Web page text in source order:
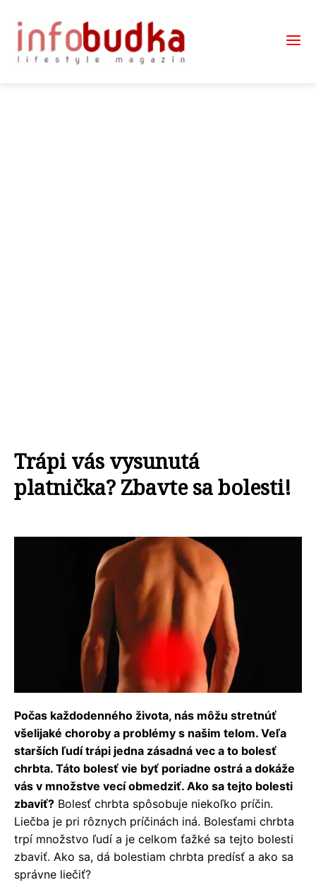
Trápi vás vysunutá
platnička? Zbavte sa bolesti!
Počas každodenného života, nás môžu stretnúť
všelijaké choroby a problémy s našim telom. Veľa
starších ľudí trápi jedna zásadná vec a to bolesť
chrbta. Táto bolesť vie byť poriadne ostrá a dokáže
vás v množstve vecí obmedziť. Ako sa tejto bolesti
zbaviť? Bolesť chrbta spôsobuje niekoľko príčin.
Liečba je pri rôznych príčinách iná. Bolesťami chrbta
trpí množstvo ľudí a je celkom ťažké sa tejto bolesti
zbaviť. Ako sa, dá bolestiam chrbta predísť a ako sa
správne liečiť?